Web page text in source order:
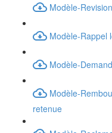
Modèle-
Modèle-Rappel
Modèle-
Modèle-
retenue